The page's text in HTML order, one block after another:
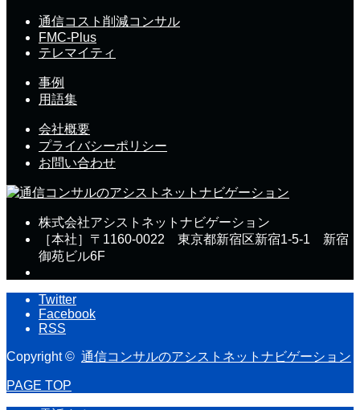
通信コスト削減コンサル
FMC-Plus
テレマイティ
事例
用語集
会社概要
プライバシーポリシー
お問い合わせ
株式会社アシストネットナビゲーション
［本社］〒1160-0022 東京都新宿区新宿1-5-1 新宿
御苑ビル6F
Twitter
Facebook
RSS
Copyright © 通信コンサルのアシストネットナビゲーション
PAGE TOP